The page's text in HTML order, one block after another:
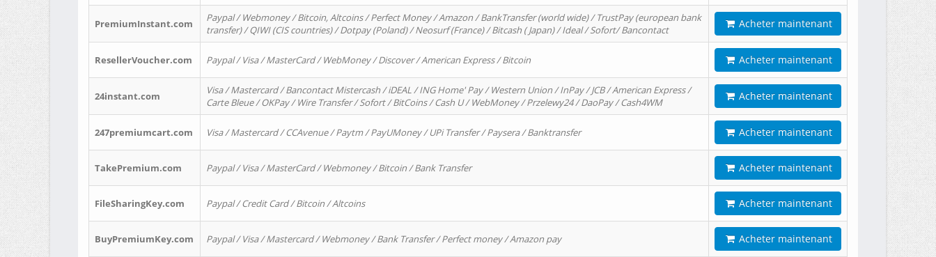
PremiumInstant.com
Paypal / Webmoney / Bitcoin, Altcoins / Perfect Money / Amazon / BankTransfer (world wide) / TrustPay (european bank
transfer) / QIWI (CIS countries) / Dotpay (Poland) / Neosurf (France) / Bitcash ( Japan) / Ideal / Sofort/ Bancontact
Acheter maintenant
ResellerVoucher.com Paypal / Visa / MasterCard / WebMoney / Discover / American Express / Bitcoin Acheter maintenant
24instant.com
Visa / Mastercard / Bancontact Mistercash / iDEAL / ING Home' Pay / Western Union / InPay / JCB / American Express /
Carte Bleue / OKPay / Wire Transfer / Sofort / BitCoins / Cash U / WebMoney / Przelewy24 / DaoPay / Cash4WM
Acheter maintenant
247premiumcart.com Visa / Mastercard / CCAvenue / Paytm / PayUMoney / UPi Transfer / Paysera / Banktransfer Acheter maintenant
TakePremium.com Paypal / Visa / MasterCard / Webmoney / Bitcoin / Bank Transfer Acheter maintenant
FileSharingKey.com Paypal / Credit Card / Bitcoin / Altcoins Acheter maintenant
BuyPremiumKey.com Paypal / Visa / Mastercard / Webmoney / Bank Transfer / Perfect money / Amazon pay Acheter maintenant